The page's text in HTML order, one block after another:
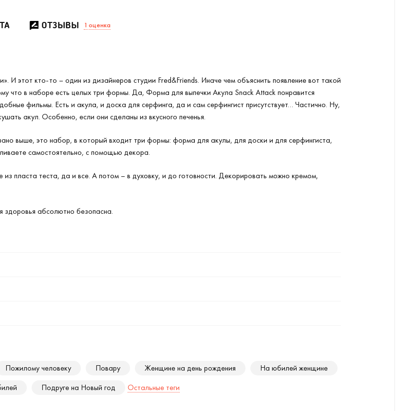
ОТЗЫВЫ 1 оценка
И этот кто-то – один из дизайнеров студии Fred&Friends. Иначе чем объяснить появление вот такой
что в наборе есть целых три формы. Да, Форма для выпечки Акула SnackAttackпонравится
фильмы. Есть и акула, и доска для серфинга, да и сам серфингист присутствует… Частично. Ну,
акул. Особенно, если они сделаны из вкусного печенья.
выше, это набор, в который входит три формы: форма для акулы, для доски и для серфингиста,
самостоятельно, с помощью декора.
пласта теста, да и все. А потом – в духовку, и до готовности. Декорировать можно кремом,
абсолютно безопасна.
Пожилому человеку Повару Женщине на день рождения
На юбилей женщине
Подруге на Новый год Остальные теги